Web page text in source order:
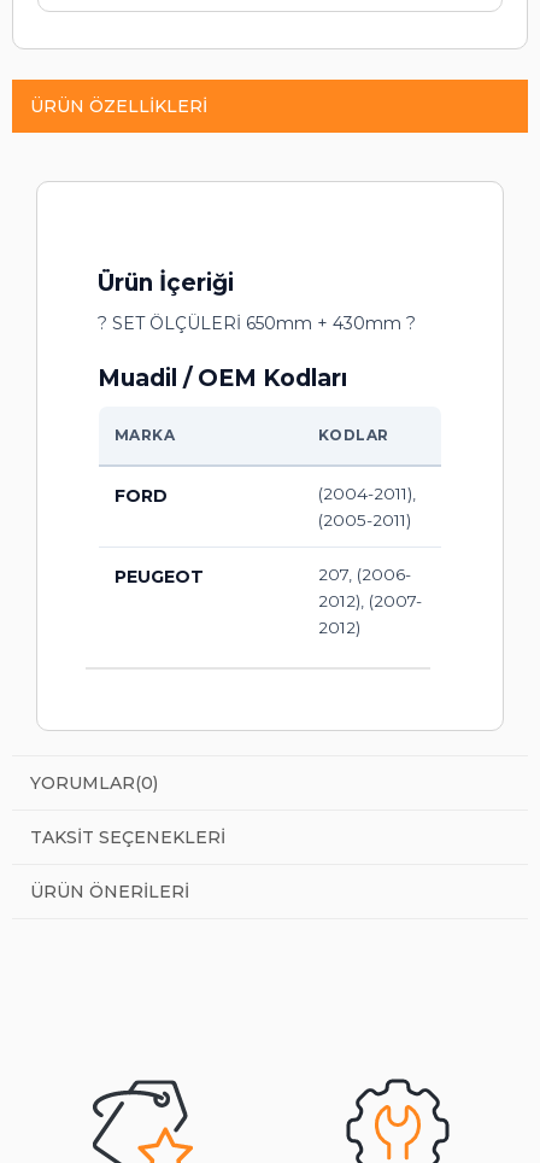
ÜRÜN ÖZELLIKLERI
Ürün İçeriği
? SET ÖLÇÜLERİ 650mm + 430mm ?
Muadil / OEM Kodları
MARKA KODLAR
FORD
(2004-2011),
(2005-2011)
PEUGEOT
207, (2006-
2012), (2007-
2012)
YORUMLAR(0)
TAKSIT SEÇENEKLERI
ÜRÜN ÖNERILERI